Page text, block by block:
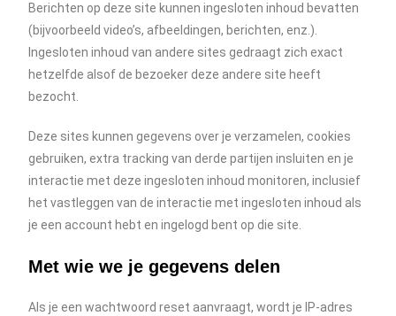
Berichten op deze site kunnen ingesloten inhoud bevatten
(bijvoorbeeld video’s, afbeeldingen, berichten, enz.).
Ingesloten inhoud van andere sites gedraagt zich exact
hetzelfde alsof de bezoeker deze andere site heeft
bezocht.
Deze sites kunnen gegevens over je verzamelen, cookies
gebruiken, extra tracking van derde partijen insluiten en je
interactie met deze ingesloten inhoud monitoren, inclusief
het vastleggen van de interactie met ingesloten inhoud als
je een account hebt en ingelogd bent op die site.
Met wie we je gegevens delen
Als je een wachtwoord reset aanvraagt, wordt je IP-adres